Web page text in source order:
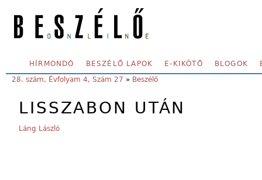
SECONDARY MENU
HÍRMONDÓ BESZÉLŐ LAPOK E-KIKÖTŐ BLOGOK
YOU ARE HERE:
28. szám, Évfolyam 4, Szám 27 » Beszélő
LISSZABON UTÁN
Láng László